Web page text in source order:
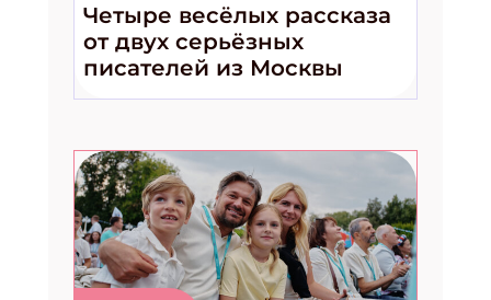
Четыре весёлых рассказа
от двух серьёзных
писателей из Москвы